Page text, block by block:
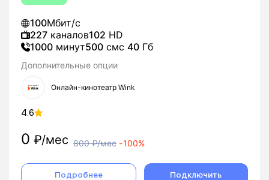
100Мбит/с
227 каналов102 HD
1000 минут500 смс 40 Гб
Дополнительные опции
Онлайн-кинотеатр Wink
4.6
0 ₽/мес 800₽/мес -100%
Подробнее Подключить